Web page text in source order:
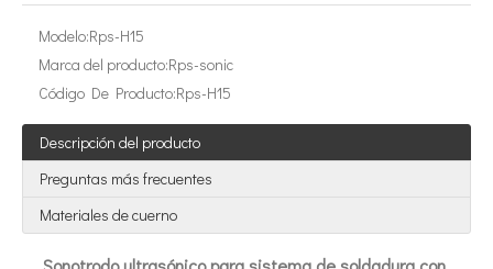
Modelo:Rps-H15
Marca del producto:Rps-sonic
Código De Producto:Rps-H15
Descripción del producto
Preguntas más frecuentes
Materiales de cuerno